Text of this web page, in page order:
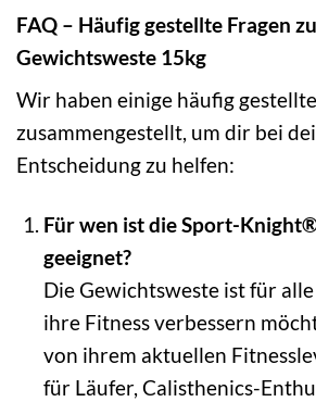
FAQ – Häufig gestellte Fragen
Gewichtsweste 15kg
Wir haben einige häufig
zusammengestellt, um dir bei
Entscheidung zu helfen:
Für wen ist die Sport-
geeignet?
Die Gewichtsweste ist für
ihre Fitness verbessern
von ihrem aktuellen
für Läufer, Calisthenics-